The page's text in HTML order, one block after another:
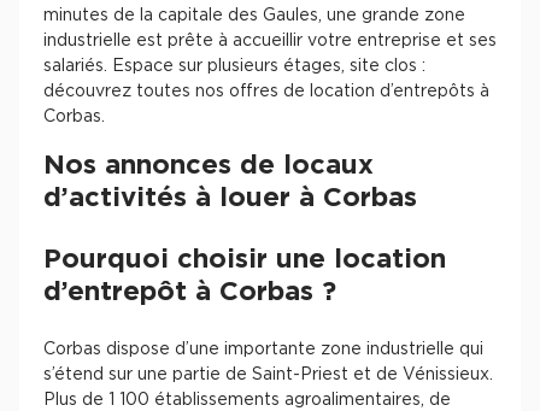
minutes de la capitale des Gaules, une grande zone
industrielle est prête à accueillir votre entreprise et ses
salariés. Espace sur plusieurs étages, site clos :
découvrez toutes nos offres de location d’entrepôts à
Corbas.
Nos annonces de locaux
d’activités à louer à Corbas
Pourquoi choisir une location
d’entrepôt à Corbas ?
Corbas dispose d’une importante zone industrielle qui
s’étend sur une partie de Saint-Priest et de Vénissieux.
Plus de 1 100 établissements agroalimentaires, de